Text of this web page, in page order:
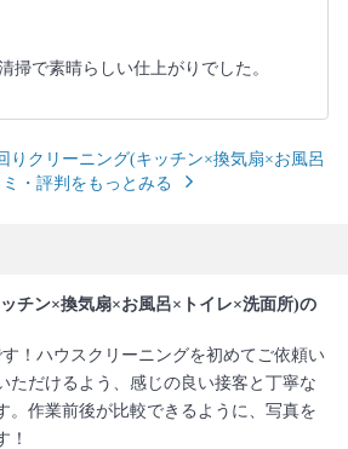
掃で素晴らしい仕上がりでした。
りクリーニング(キッチン×換気扇×お風呂
・評判をもっとみる
チン×換気扇×お風呂×トイレ×洗面所)の
！ハウスクリーニングを初めてご依頼い
ただけるよう、感じの良い接客と丁寧な
。作業前後が比較できるように、写真を
！